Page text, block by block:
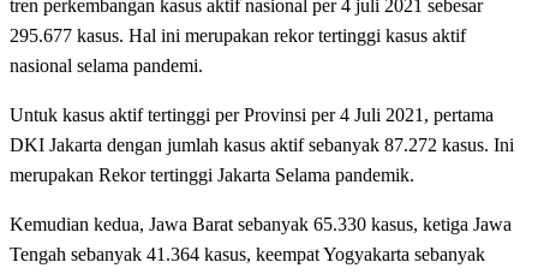
tren perkembangan kasus aktif nasional per 4 juli 2021 sebesar
295.677 kasus. Hal ini merupakan rekor tertinggi kasus aktif
nasional selama pandemi.
Untuk kasus aktif tertinggi per Provinsi per 4 Juli 2021, pertama
DKI Jakarta dengan jumlah kasus aktif sebanyak 87.272 kasus. Ini
merupakan Rekor tertinggi Jakarta Selama pandemik.
Kemudian kedua, Jawa Barat sebanyak 65.330 kasus, ketiga Jawa
Tengah sebanyak 41.364 kasus, keempat Yogyakarta sebanyak